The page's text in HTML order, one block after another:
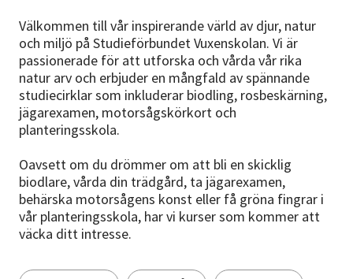
Avdelningar
Lyssna
Välkommen till vår inspirerande värld av djur, natur
och miljö på Studieförbundet Vuxenskolan. Vi är
passionerade för att utforska och vårda vår rika
natur arv och erbjuder en mångfald av spännande
studiecirklar som inkluderar biodling, rosbeskärning,
jägarexamen, motorsågskörkort och
planteringsskola.
Oavsett om du drömmer om att bli en skicklig
biodlare, vårda din trädgård, ta jägarexamen,
behärska motorsågens konst eller få gröna fingrar i
vår planteringsskola, har vi kurser som kommer att
väcka ditt intresse.